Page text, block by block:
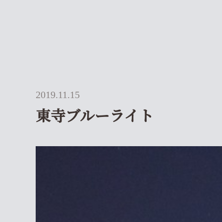
2019.11.15
東寺ブルーライト